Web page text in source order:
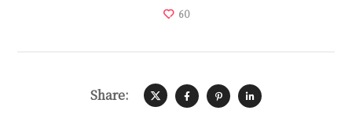
60
Share: